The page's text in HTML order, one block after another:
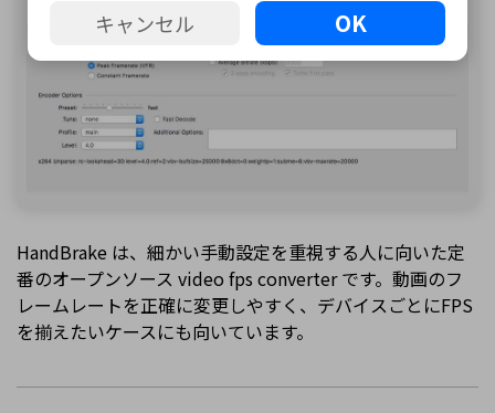
HandBrake は、細かい手動設定を重視する人に向いた定
番のオープンソース video fps converter です。動画のフ
レームレートを正確に変更しやすく、デバイスごとにFPS
を揃えたいケースにも向いています。
キャンセル OK